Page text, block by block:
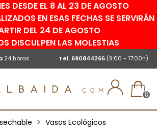
DESDE EL 8 AL 23 DE AGOSTO
EN ESAS FECHAS SE SERVIRÁN
DEL 24 DE AGOSTO
DISCULPEN LAS MOLESTIAS
24 horas Tel. 690844266 (9:00 - 17:00h)
0
> Vasos Ecológicos